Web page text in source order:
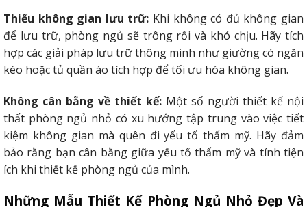
Thiếu không gian lưu trữ: Khi không có đủ không gian
để lưu trữ, phòng ngủ sẽ trông rối và khó chịu. Hãy tích
hợp các giải pháp lưu trữ thông minh như giường có ngăn
kéo hoặc tủ quần áo tích hợp để tối ưu hóa không gian.
Không cân bằng về thiết kế: Một số người thiết kế nội
thất phòng ngủ nhỏ có xu hướng tập trung vào việc tiết
kiệm không gian mà quên đi yếu tố thẩm mỹ. Hãy đảm
bảo rằng bạn cân bằng giữa yếu tố thẩm mỹ và tính tiện
ích khi thiết kế phòng ngủ của mình.
Những Mẫu Thiết Kế Phòng Ngủ Nhỏ Đẹp Và